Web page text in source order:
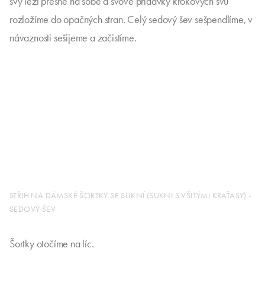
rozložíme do opačných stran. Celý sedový šev sešpendlíme, v
návaznosti sešijeme a začistíme.
STŘIH NA DÁMSKÉ ŠORTKY SE SUKNÍ (SUKNI S VŠITÝMI KRAŤASY) -
SEDOVÝ ŠEV
Šortky otočíme na líc.